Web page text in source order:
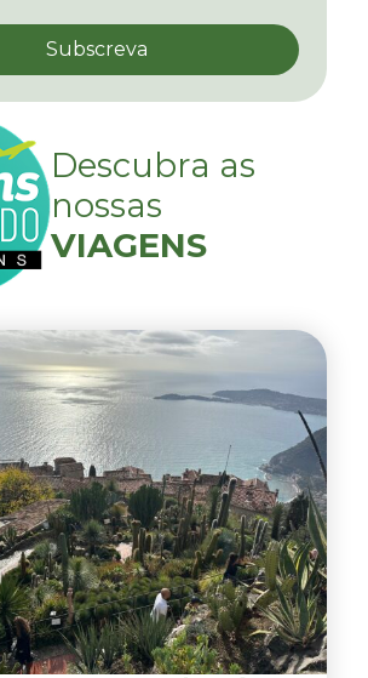
Descubra as
nossas
VIAGENS